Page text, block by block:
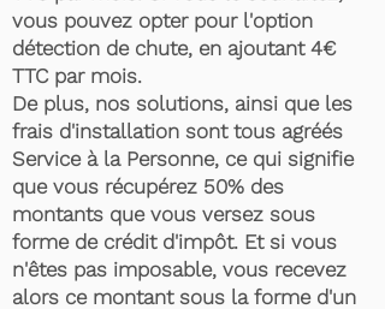
vous pouvez opter pour l'option
détection de chute, en ajoutant 4€
TTC par mois.
De plus, nos solutions, ainsi que les
frais d'installation sont tous agréés
Service à la Personne, ce qui signifie
que vous récupérez 50% des
montants que vous versez sous
forme de crédit d'impôt. Et si vous
n'êtes pas imposable, vous recevez
alors ce montant sous la forme d'un